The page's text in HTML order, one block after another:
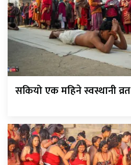
सकियो एक महिने स्वस्थानी व्रत